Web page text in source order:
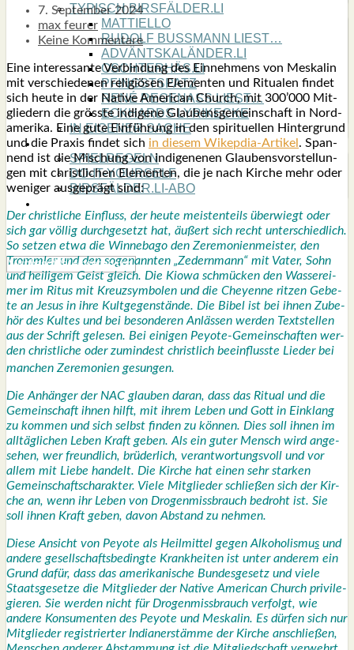
TYPISCH BIRSFÄLDER.LI
MATTIELLO
RUDOLF BUSS­MANN LIEST…
ADVÄNTSKALÄNDER.LI
OSCHTERHÄS.LI
PFINGST­SPATZ
RENÉ REGEN­ASS LIEST…
ECK­HARDS LYRIK­ECKE
IN EIGE­NER SACHE
SO GOOT’S
SPIEL­RE­GELN
DO-IT-YOUR­S­ELF
BIRSFÄLDER.LI-ABO
7. September 2024
max feurer
Keine Kommentare
Eine inter­es­san­te Ver­bin­dung des Ein­neh­mens von Mes­ka­lin
mit ver­schie­de­nen reli­giö­sen Ele­men­ten und Ritua­len fin­det
sich heu­te in der Nati­ve Ame­ri­can Church, mit 300’000 Mit­
glie­dern die gröss­te indi­ge­ne Glau­bens­ge­mein­schaft in Nord­
ame­ri­ka. Eine gute Ein­füh­rung in den spi­ri­tu­el­len Hin­ter­grund
und die Pra­xis fin­det sich in die­sem Wikep­dia-Arti­kel . Span­
nend ist die Mischung von indi­gene­nen Glau­bens­vor­stel­lun­
gen mit christ­li­chen Ele­men­ten, die je nach Kir­che mehr oder
weni­ger aus­ge­prägt sind:
Der christ­li­che Ein­fluss, der heu­te meis­ten­teils über­wiegt oder
sich gar völ­lig durch­ge­setzt hat, äußert sich recht unter­schied­lich.
So set­zen etwa die Win­ne­bago den Zere­mo­nien­meis­ter, den
Tromm­ler und den soge­nann­ten „Zedern­mann“ mit Vater, Sohn
und hei­li­gem Geist gleich. Die Kio­wa schmü­cken den Was­ser­ei­
mer im Ritus mit Kreuz­sym­bo­len und die Che­yenne rit­zen Gebe­
te an Jesus in ihre Kult­ge­gen­stän­de. Die Bibel ist bei ihnen Zube­
hör des Kul­tes und bei beson­de­ren Anläs­sen wer­den Text­stel­len
aus der Schrift gele­sen. Bei eini­gen Pey­o­te-Gemein­schaf­ten wer­
den christ­li­che oder zumin­dest christ­lich beein­fluss­te Lie­der bei
man­chen Zere­mo­nien gesun­gen.
Die Anhän­ger der NAC glau­ben dar­an, dass das Ritu­al und die
Gemein­schaft ihnen hilft, mit ihrem Leben und Gott in Ein­klang
zu kom­men und sich selbst fin­den zu kön­nen. Dies soll ihnen im
all­täg­li­chen Leben Kraft geben. Als ein guter Mensch wird ange­
se­hen, wer freund­lich, brü­der­lich, ver­ant­wor­tungs­voll und vor
allem mit Lie­be han­delt. Die Kir­che hat einen sehr star­ken
Gemein­schafts­cha­rak­ter. Vie­le Mit­glie­der schlie­ßen sich der Kir­
che an, wenn ihr Leben von Dro­gen­miss­brauch bedroht ist. Sie
soll ihnen Kraft geben, davon Abstand zu neh­men.
Die­se Ansicht von Pey­o­te als Heil­mit­tel gegen Alko­ho­lis­mus und
ande­re gesell­schafts­be­ding­te Krank­hei­ten ist unter ande­rem ein
Grund dafür, dass das ame­ri­ka­ni­sche Bun­des­ge­setz und vie­le
Staats­ge­set­ze die Mit­glie­der der Nati­ve Ame­ri­can Church pri­vi­le­
gie­ren. Sie wer­den nicht für Dro­gen­miss­brauch ver­folgt, wie
ande­re Kon­su­men­ten des Pey­o­te und Mes­ka­lin. Es dür­fen sich nur
Mit­glie­der regis­trier­ter India­ner­stäm­me der Kir­che anschlie­ßen,